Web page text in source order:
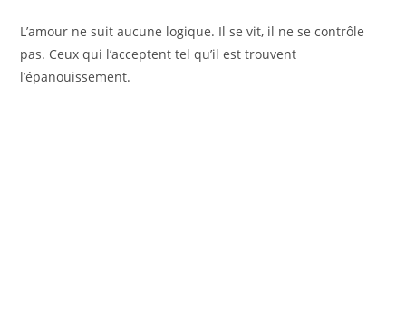
L’amour ne suit aucune logique. Il se vit, il ne se contrôle
pas. Ceux qui l’acceptent tel qu’il est trouvent
l’épanouissement.